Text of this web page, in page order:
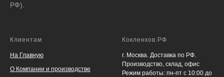
РФ).
Клиентам
На Главную
О Компании и производстве
Кокленков.РФ
г. Москва. Доставка по РФ.
Производство, склад, офис
Режим работы: пн-пт с 10:00 до